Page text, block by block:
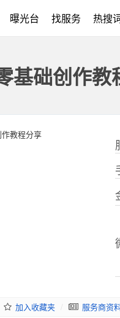
曝光台 找服务 热搜
基础创作教
加入收藏夹 服务商资